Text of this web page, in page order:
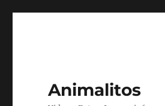
Animalitos